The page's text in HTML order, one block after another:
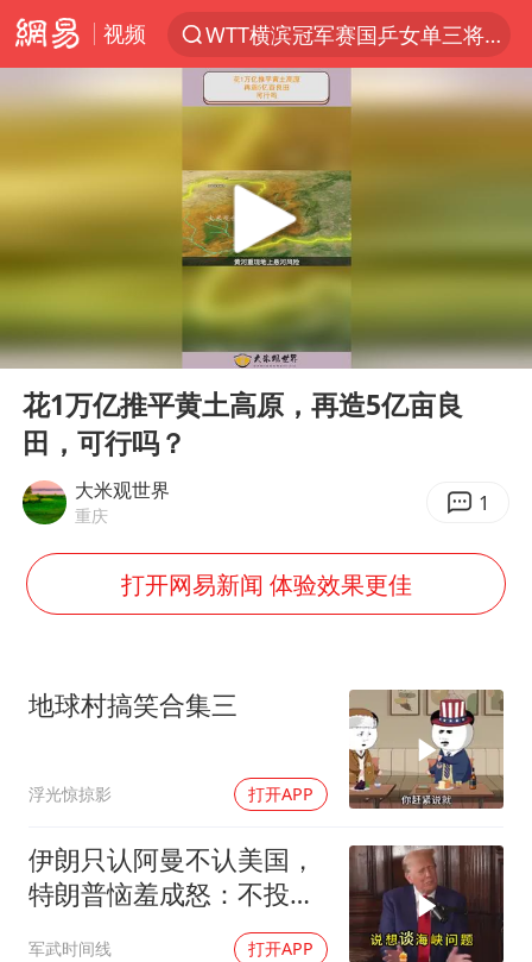
视频
WTT横滨冠军赛国乒女单三将晋级四强
光影经济撬动暑期消费新蓝海
郑丽文：台湾从来没有“独立”过
茅台部分直营店飞天茅台提价
白海豚将正面袭击贯穿浙江
情侣平潭拍日出坠崖1死1伤
酒店回应车内过夜被收150元
黄金牛市回来了吗
全民健身事业高质量发展
几元成本的AI广告导致千万市值蒸发
乐享全民健身 共筑健康中国
Play
00:00 03:09
花1万亿推平黄土高原，再造5亿亩良
田，可行吗？
大米观世界
重庆 1
打开网易新闻 体验效果更佳
地球村搞笑合集三
浮光惊掠影 打开APP
伊朗只认阿曼不认美国，
特朗普恼羞成怒：不投降
军武时间线 打开APP